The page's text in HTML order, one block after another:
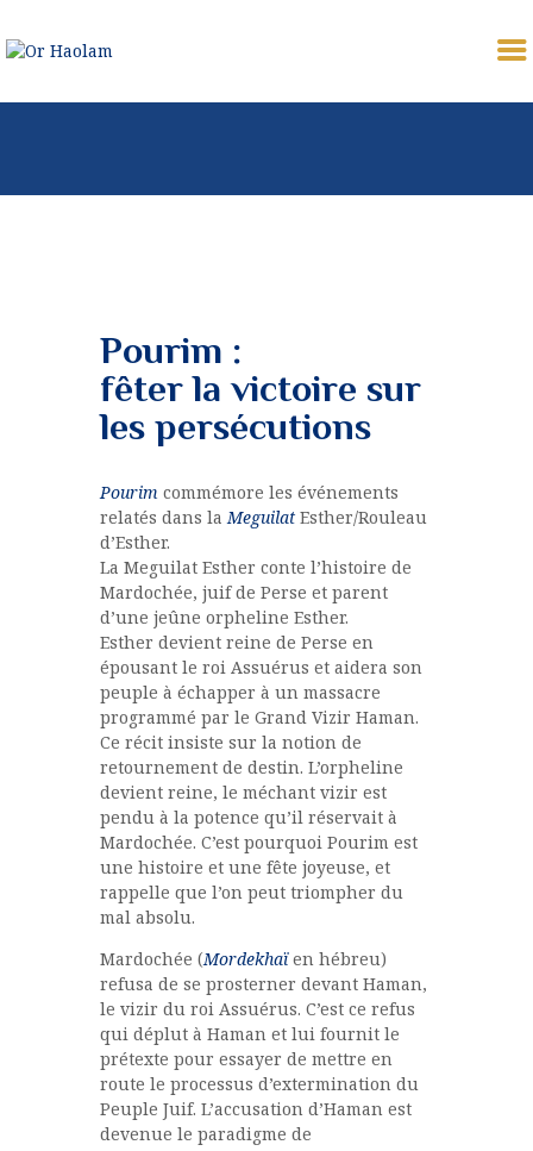
OR HAOLAM
CÉLÉBRER
NOUS REJOINDRE
⚠︎ URGENCE
COMMUNAUTAIRE
DONATION
Pourim :
fêter la victoire sur
les persécutions
Pourim commémore les événements
relatés dans laMeguilat Esther/Rouleau
d’Esther.
La Meguilat Esther conte l’histoire de
Mardochée, juif de Perse et parent
d’une jeûne orpheline Esther.
Esther devient reine de Perse en
épousant le roi Assuérus et aidera son
peuple à échapper à un massacre
programmé par le Grand Vizir Haman.
Ce récit insiste sur la notion de
retournement de destin. L’orpheline
devient reine, le méchant vizir est
pendu à la potence qu’il réservait à
Mardochée. C’est pourquoi Pourim est
une histoire et une fête joyeuse, et
rappelle que l’on peut triompher du
mal absolu.
Mardochée (Mordekhaïen hébreu)
refusa de se prosterner devant Haman,
le vizir du roi Assuérus. C’est ce refus
qui déplut à Haman et lui fournit le
prétexte pour essayer de mettre en
route le processus d’extermination du
Peuple Juif. L’accusation d’Haman est
devenue le paradigme de